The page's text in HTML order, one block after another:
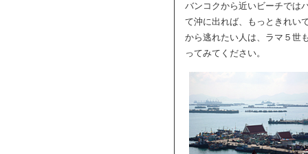
バンコクから近いビーチでは
て沖に出れば、もっときれい
から逃れたい人は、ラマ５世
ってみてください。